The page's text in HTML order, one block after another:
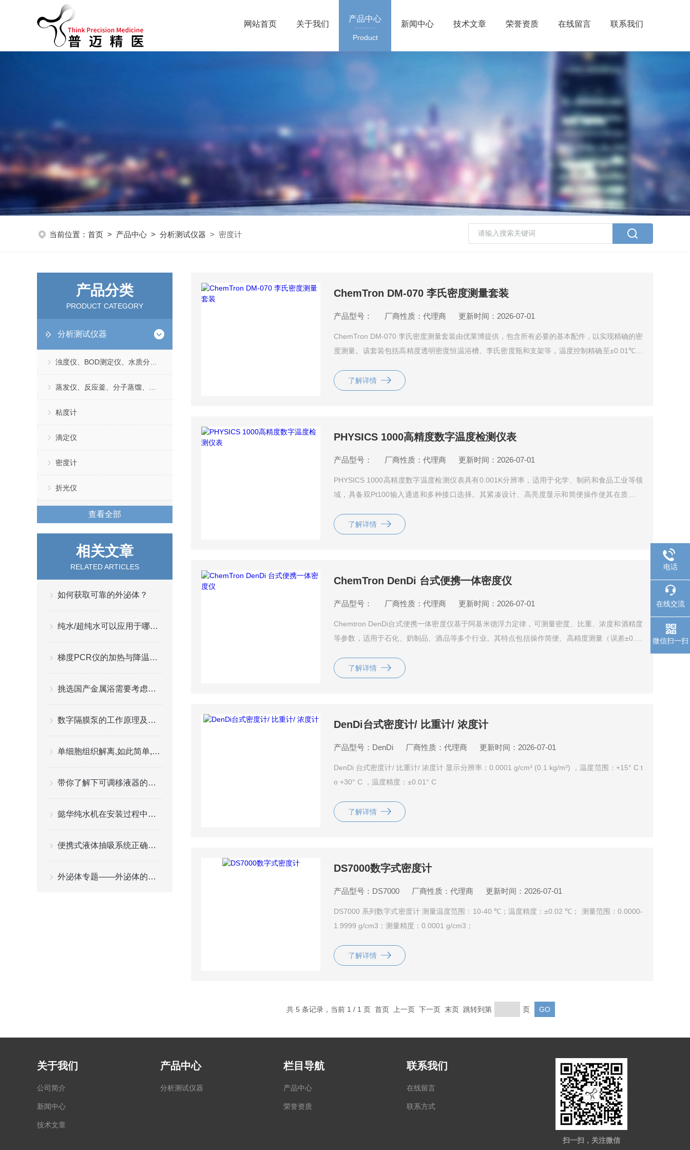
网站首页 关于我们
产品中心
Product
新闻中心 技术文章 荣誉资质 在线留言 联系我们
当前位置： 首页 > 产品中心 > 分析测试仪器 > 密度计
产品分类
PRODUCT CATEGORY
分析测试仪器
粘度计
滴定仪
密度计
折光仪
查看全部
相关文章
RELATED ARTICLES
如何获取可靠的外泌体？
纯水/超纯水可以应用于哪些行业？
梯度PCR仪的加热与降温过程等
挑选国产金属浴需要考虑哪些问题
数字隔膜泵的工作原理及特点
单细胞组织解离,如此简单,你竟然还不会？
带你了解下可调移液器的多种移液模式
懿华纯水机在安装过程中需要注意哪些问题？
便携式液体抽吸系统正确操作步骤
外泌体专题——外泌体的提取方法都有哪些？
ChemTron DM-070 李氏密度测量套装
产品型号： 厂商性质：代理商 更新时间：2026-07-01
ChemTron DM-070 李氏密度测量套装由优莱博提供，包含所有必要的基本配件，以实现精确的密
度测量。该套装包括高精度透明密度恒温浴槽、李氏密度瓶和支架等，温度控制精确至±0.01℃，
了解详情
PHYSICS 1000高精度数字温度检测仪表
产品型号： 厂商性质：代理商 更新时间：2026-07-01
PHYSICS 1000高精度数字温度检测仪表具有0.001K分辨率，适用于化学、制药和食品工业等领
域，具备双Pt100输入通道和多种接口选择。其紧凑设计、高亮度显示和简便操作使其在质量保
并提供工厂校准证书。
了解详情
ChemTron DenDi 台式便携一体密度仪
产品型号： 厂商性质：代理商 更新时间：2026-07-01
Chemtron DenDi台式便携一体密度仪基于阿基米德浮力定律，可测量密度、比重、浓度和酒精度
等参数，适用于石化、奶制品、酒品等多个行业。其特点包括操作简便、高精度测量（误差±0.5k
屏，支持多种单位换算，并具备电池供电和便携设计，适合实验室及现场使用。
了解详情
DenDi台式密度计/ 比重计/ 浓度计
产品型号：DenDi 厂商性质：代理商 更新时间：2026-07-01
DenDi 台式密度计/ 比重计/ 浓度计 显示分辨率：0.0001 g/cm³ (0.1 kg/m³) ，温度范围：+15° C t
o +30° C ，温度精度：±0.01° C
了解详情
DS7000数字式密度计
产品型号：DS7000 厂商性质：代理商 更新时间：2026-07-01
DS7000 系列数字式密度计 测量温度范围：10-40 ℃；温度精度：±0.02 ℃； 测量范围：0.0000-
1.9999 g/cm3；测量精度：0.0001 g/cm3；
了解详情
共 5 条记录，当前 1 / 1 页 首页 上一页 下一页 末页 跳转到第 页
关于我们
公司简介
新闻中心
技术文章
产品中心
分析测试仪器
栏目导航
产品中心
荣誉资质
联系我们
在线留言
联系方式
扫一扫，关注微信
电话
在线交流
微信扫一扫